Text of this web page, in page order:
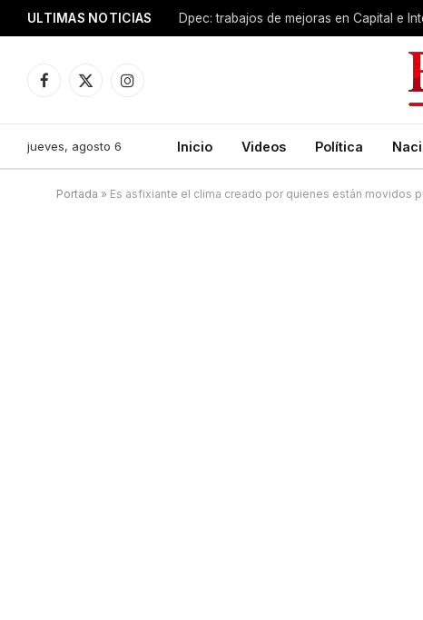
ULTIMAS NOTICIAS Dpec: trabajos de mejoras en Capital e
Facebook
X
Instagram
jueves, agosto 6 Inicio Videos Política
Portada » Es asfixiante el clima creado por quienes están movidos